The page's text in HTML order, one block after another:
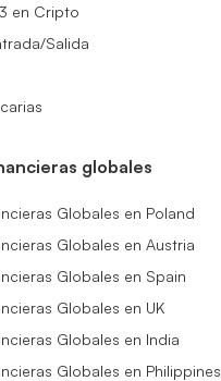
en Cripto
Salida
globales
Globales en Poland
Globales en Austria
Globales en Spain
Globales en UK
Globales en India
Globales en Philippines